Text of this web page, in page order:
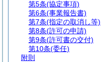
第5条(協定事項)
第6条(事業報告書)
第7条(指定の取消し等)
第8条(許可の申請)
第9条(許可書の交付)
第10条(委任)
附則